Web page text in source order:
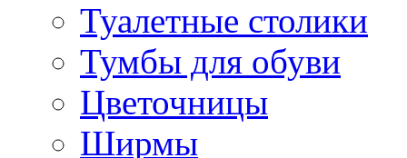
Туалетные столики
Тумбы для обуви
Цветочницы
Ширмы